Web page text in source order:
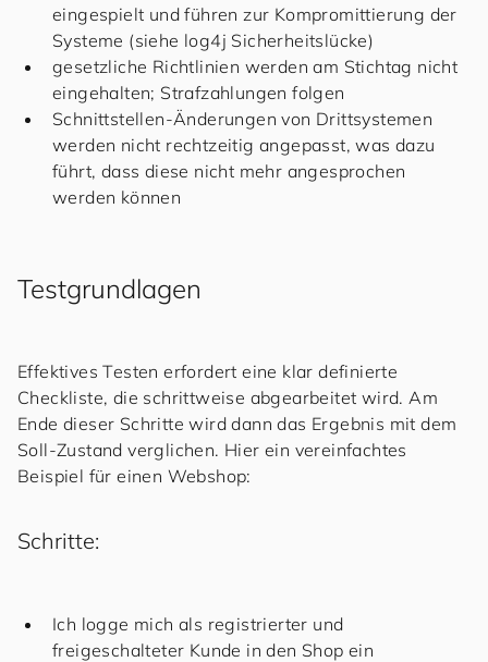
eingespielt und führen zur Kompromittierung der
Systeme (siehe log4j Sicherheitslücke)
gesetzliche Richtlinien werden am Stichtag nicht
eingehalten; Strafzahlungen folgen
Schnittstellen-Änderungen von Drittsystemen
werden nicht rechtzeitig angepasst, was dazu
führt, dass diese nicht mehr angesprochen
werden können
Testgrundlagen
Effektives Testen erfordert eine klar definierte
Checkliste, die schrittweise abgearbeitet wird. Am
Ende dieser Schritte wird dann das Ergebnis mit dem
Soll-Zustand verglichen. Hier ein vereinfachtes
Beispiel für einen Webshop:
Schritte:
Ich logge mich als registrierter und
freigeschalteter Kunde in den Shop ein